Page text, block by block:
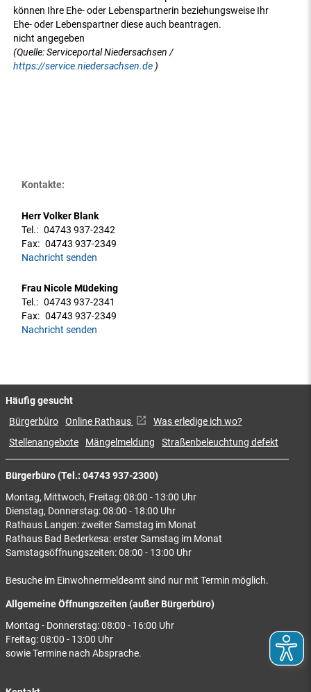
können Ihre Ehe- oder Lebenspartnerin beziehungsweise Ihr
Ehe- oder Lebenspartner diese auch beantragen.
nicht angegeben
(Quelle: Serviceportal Niedersachsen /
https://service.niedersachsen.de )
Kontakte:
Herr Volker Blank
Tel.: 04743 937-2342
Fax: 04743 937-2349
Nachricht senden
Frau Nicole Müdeking
Tel.: 04743 937-2341
Fax: 04743 937-2349
Nachricht senden
Bürgerbüro (Tel.: 04743 937-2300)
Montag, Mittwoch, Freitag: 08:00 - 13:00 Uhr
Dienstag, Donnerstag: 08:00 - 18:00 Uhr
Rathaus Langen: zweiter Samstag im Monat
Rathaus Bad Bederkesa: erster Samstag im Monat
Samstagsöffnungszeiten: 08:00 - 13:00 Uhr
Besuche im Einwohnermeldeamt sind nur mit Termin möglich.
Allgemeine Öffnungszeiten (außer Bürgerbüro)
Montag - Donnerstag: 08:00 - 16:00 Uhr
Freitag: 08:00 - 13:00 Uhr
sowie Termine nach Absprache.
Häufig gesucht
Bürgerbüro Online Rathaus
Was erledige ich wo?
Stellenangebote
Mängelmeldung Straßenbeleuchtung defekt